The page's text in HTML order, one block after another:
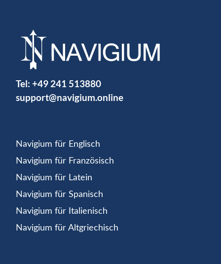
Tel: +49 241 513880
support@navigium.online
Navigium für Englisch
Navigium für Französisch
Navigium für Latein
Navigium für Spanisch
Navigium für Italienisch
Navigium für Altgriechisch